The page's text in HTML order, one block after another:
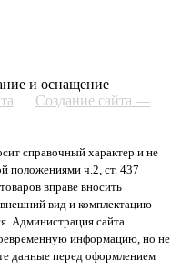
и оснащение
Создание сайта —
справочный характер и не
положениями ч.2, ст. 437
вправе вносить
вид и комплектацию
Администрация сайта
информацию, но не
данные перед оформлением